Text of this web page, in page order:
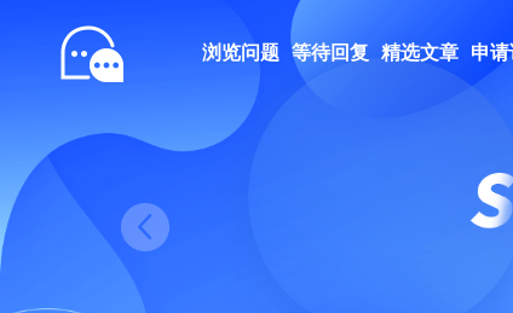
Prev
浏览问题 等待回复 精选文章 申请